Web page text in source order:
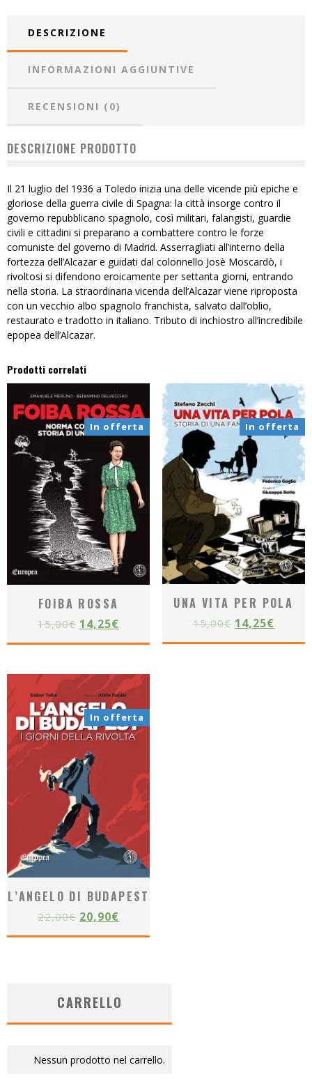
DESCRIZIONE
INFORMAZIONI AGGIUNTIVE
RECENSIONI (0)
DESCRIZIONE PRODOTTO
Il 21 luglio del 1936 a Toledo inizia una delle vicende più epiche e
gloriose della guerra civile di Spagna: la città insorge contro il
governo repubblicano spagnolo, così militari, falangisti, guardie
civili e cittadini si preparano a combattere contro le forze
comuniste del governo di Madrid. Asserragliati all’interno della
fortezza dell’Alcazar e guidati dal colonnello Josè Moscardò, i
rivoltosi si difendono eroicamente per settanta giorni, entrando
nella storia. La straordinaria vicenda dell’Alcazar viene riproposta
con un vecchio albo spagnolo franchista, salvato dall’oblio,
restaurato e tradotto in italiano. Tributo di inchiostro all’incredibile
epopea dell’Alcazar.
Prodotti correlati
In offerta
FOIBA ROSSA
15,00€ 14,25€
In offerta
UNA VITA PER POLA
15,00€ 14,25€
In offerta
L’ANGELO DI BUDAPEST
22,00€ 20,90€
CARRELLO
Nessun prodotto nel carrello.